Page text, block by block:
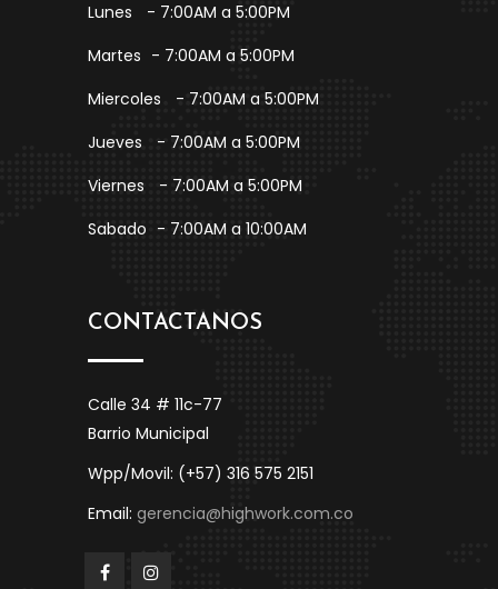
Lunes
- 7:00AM a 5:00PM
Martes - 7:00AM a 5:00PM
Miercoles
- 7:00AM a 5:00PM
Jueves
- 7:00AM a 5:00PM
Viernes
- 7:00AM a 5:00PM
Sabado - 7:00AM a 10:00AM
CONTACTANOS
Calle 34 # 11c-77
Barrio Municipal
Wpp/Movil: (+57) 316 575 2151
Email: gerencia@highwork.com.co